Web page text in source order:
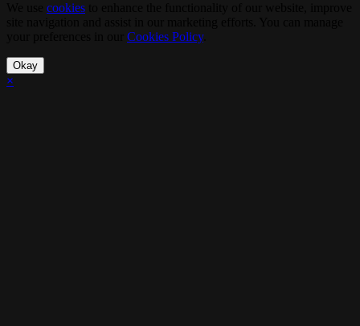
cookies
Cookies Policy.
Okay
×